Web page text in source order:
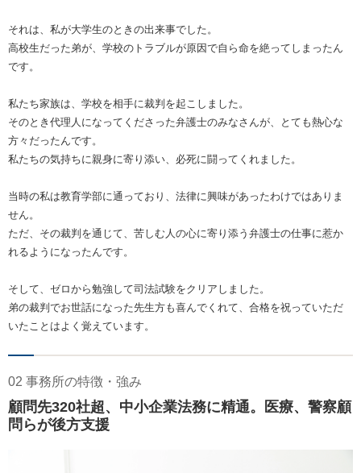
それは、私が大学生のときの出来事でした。
高校生だった弟が、学校のトラブルが原因で自ら命を絶ってしまったん
です。
私たち家族は、学校を相手に裁判を起こしました。
そのとき代理人になってくださった弁護士のみなさんが、とても熱心な
方々だったんです。
私たちの気持ちに親身に寄り添い、必死に闘ってくれました。
当時の私は教育学部に通っており、法律に興味があったわけではありま
せん。
ただ、その裁判を通じて、苦しむ人の心に寄り添う弁護士の仕事に惹か
れるようになったんです。
そして、ゼロから勉強して司法試験をクリアしました。
弟の裁判でお世話になった先生方も喜んでくれて、合格を祝っていただ
いたことはよく覚えています。
02 事務所の特徴・強み
顧問先320社超、中小企業法務に精通。医療、警察顧
問らが後方支援